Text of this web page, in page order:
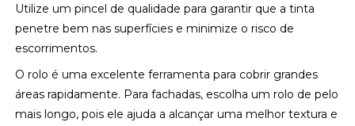
Utilize um pincel de qualidade para garantir que a tinta
penetre bem nas superfícies e minimize o risco de
escorrimentos.
O rolo é uma excelente ferramenta para cobrir grandes
áreas rapidamente. Para fachadas, escolha um rolo de pelo
mais longo, pois ele ajuda a alcançar uma melhor textura e